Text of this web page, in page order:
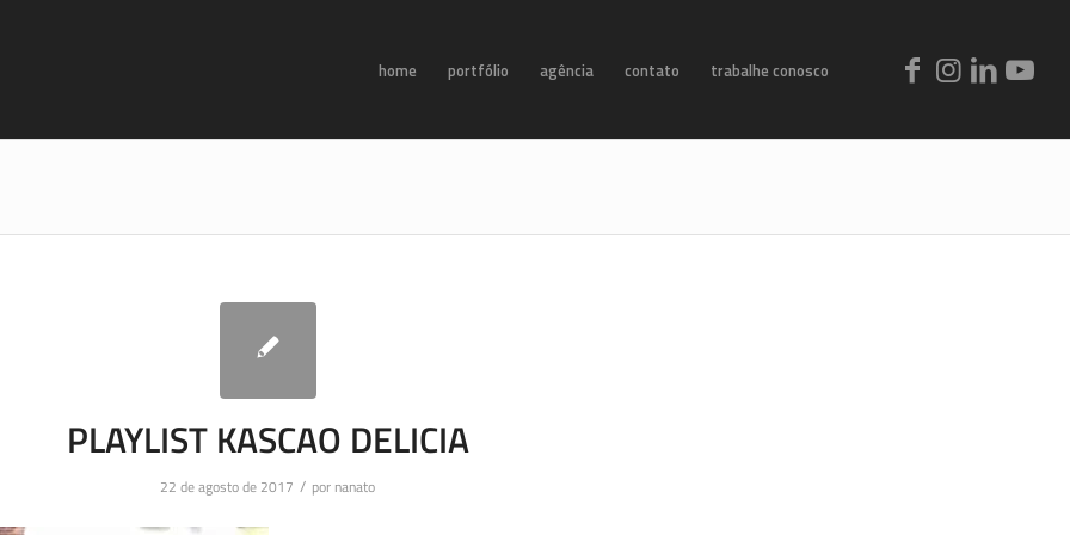
home portfólio agência contato trabalhe conosco
PLAYLIST KASCAO DELICIA
22 de agosto de 2017 / por nanato